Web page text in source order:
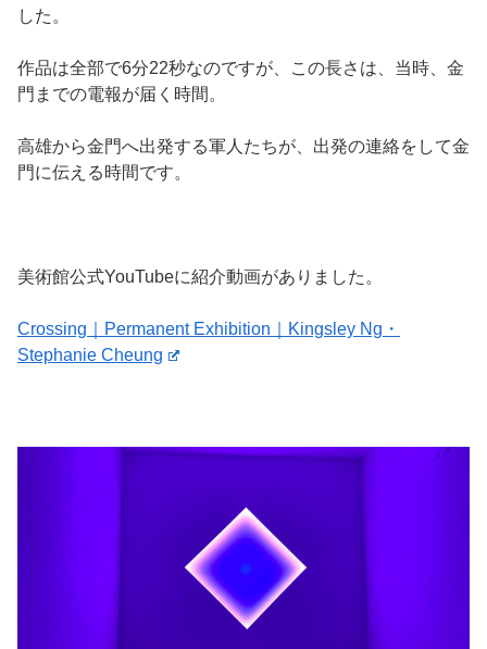
した。
作品は全部で6分22秒なのですが、この長さは、当時、金
門までの電報が届く時間。
高雄から金門へ出発する軍人たちが、出発の連絡をして金
門に伝える時間です。
美術館公式YouTubeに紹介動画がありました。
Crossing｜Permanent Exhibition｜Kingsley Ng・
Stephanie Cheung